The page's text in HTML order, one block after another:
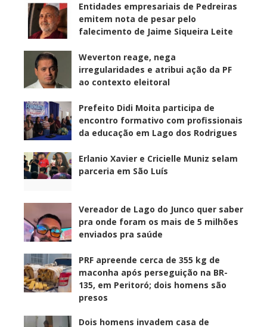
Entidades empresariais de Pedreiras
emitem nota de pesar pelo
falecimento de Jaime Siqueira Leite
Weverton reage, nega
irregularidades e atribui ação da PF
ao contexto eleitoral
Prefeito Didi Moita participa de
encontro formativo com profissionais
da educação em Lago dos Rodrigues
Erlanio Xavier e Cricielle Muniz selam
parceria em São Luís
Vereador de Lago do Junco quer saber
pra onde foram os mais de 5 milhões
enviados pra saúde
PRF apreende cerca de 355 kg de
maconha após perseguição na BR-
135, em Peritoró; dois homens são
presos
Dois homens invadem casa de